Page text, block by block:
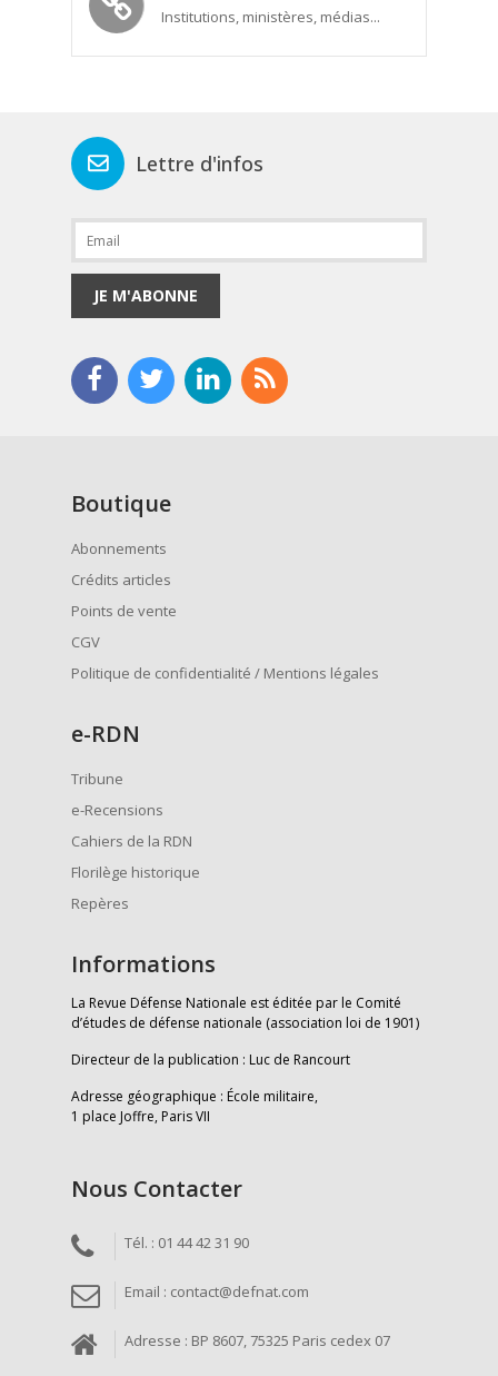
Institutions, ministères, médias...
Lettre d'infos
JE M'ABONNE
Boutique
Abonnements
Crédits articles
Points de vente
CGV
Politique de confidentialité / Mentions légales
e-RDN
Tribune
e-Recensions
Cahiers de la RDN
Florilège historique
Repères
Informations
La Revue Défense Nationale est éditée par le Comité
d’études de défense nationale (association loi de 1901)
Directeur de la publication : Luc de Rancourt
Adresse géographique : École militaire,
1 place Joffre, Paris VII
Nous Contacter
Tél. : 01 44 42 31 90
Email : contact@defnat.com
Adresse : BP 8607, 75325 Paris cedex 07